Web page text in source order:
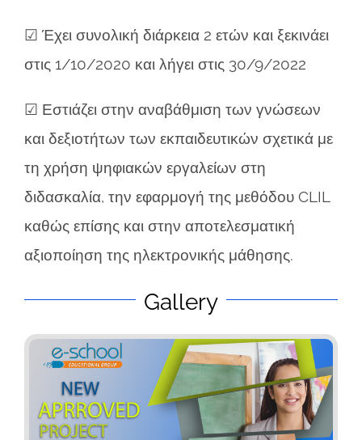
☑ Έχει συνολική διάρκεια 2 ετών και ξεκινάει
στις 1/10/2020 και λήγει στις 30/9/2022
☑ Εστιάζει στην αναβάθμιση των γνώσεων
και δεξιοτήτων των εκπαιδευτικών σχετικά με
τη χρήση ψηφιακών εργαλείων στη
διδασκαλία, την εφαρμογή της μεθόδου CLIL
καθώς επίσης και στην αποτελεσματική
αξιοποίηση της ηλεκτρονικής μάθησης.
Gallery